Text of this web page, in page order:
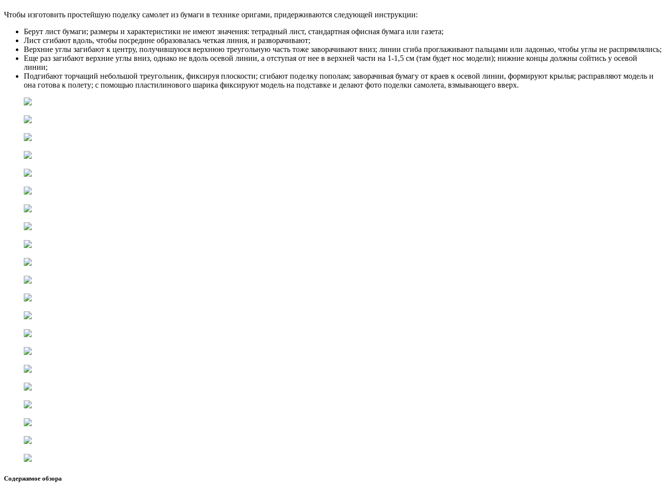
Чтобы изготовить простейшую поделку самолет из бумаги в технике оригами, придерживаются следующей инструкции:
Берут лист бумаги; размеры и характеристики не имеют значения: тетрадный лист, стандартная офисная бумага или газета;
Лист сгибают вдоль, чтобы посредине образовалась четкая линия, и разворачивают;
Верхние углы загибают к центру, получившуюся верхнюю треугольную часть тоже заворачивают вниз; линии сгиба проглаживают пальцами или ладонью, чтобы углы не распрямлялись;
Еще раз загибают верхние углы вниз, однако не вдоль осевой линии, а отступая от нее в верхней части на 1-1,5 см (там будет нос модели); нижние концы должны сойтись у осевой
линии;
Подгибают торчащий небольшой треугольник, фиксируя плоскости; сгибают поделку пополам; заворачивая бумагу от краев к осевой линии, формируют крылья; расправляют модель и
она готова к полету; с помощью пластилинового шарика фиксируют модель на подставке и делают фото поделки самолета, взмывающего вверх.
Содержимое обзора